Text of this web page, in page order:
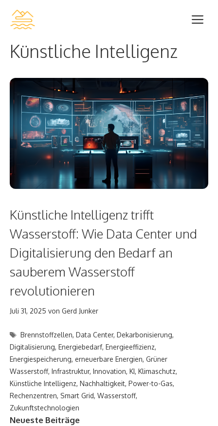
Inhalt
Künstliche Intelligenz
Künstliche Intelligenz trifft
Wasserstoff: Wie Data Center und
Digitalisierung den Bedarf an
sauberem Wasserstoff
revolutionieren
Juli 31, 2025 von Gerd Junker
Schlagwörter
Brennstoffzellen,Data Center,Dekarbonisierung,
Digitalisierung, Energiebedarf, Energieeffizienz,
Energiespeicherung, erneuerbare Energien, Grüner
Wasserstoff, Infrastruktur, Innovation, KI, Klimaschutz,
Künstliche Intelligenz, Nachhaltigkeit, Power-to-Gas,
Rechenzentren, Smart Grid, Wasserstoff,
Zukunftstechnologien
Neueste Beiträge